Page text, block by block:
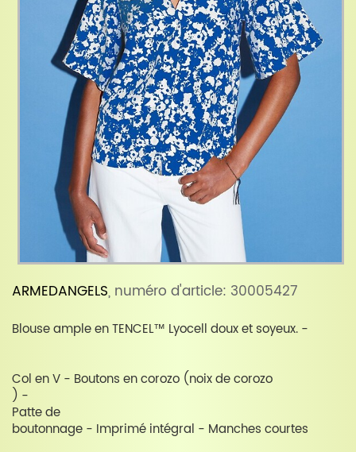
ARMEDANGELS, numéro d'article: 30005427
Blouse ample en TENCEL™ Lyocell doux et soyeux. -
Col en V - Boutons en corozo (noix de corozo
) -
Patte de
boutonnage - Imprimé intégral - Manches courtes